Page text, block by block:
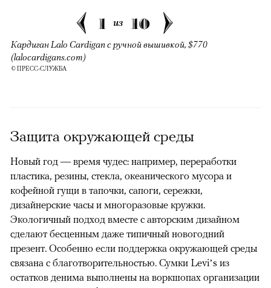
1 из 10
Кардиган Lalo Cardigan с ручной вышивкой, $770
(lalocardigans.com)
© ПРЕСС-СЛУЖБА
Защита окружающей среды
Новый год — время чудес: например, переработки
пластика, резины, стекла, океанического мусора и
кофейной гущи в тапочки, сапоги, сережки,
дизайнерские часы и многоразовые кружки.
Экологичный подход вместе с авторским дизайном
сделают бесценным даже типичный новогодний
презент. Особенно если поддержка окружающей среды
связана с благотворительностью. Сумки Levi’s из
остатков денима выполнены на воркшопах организации